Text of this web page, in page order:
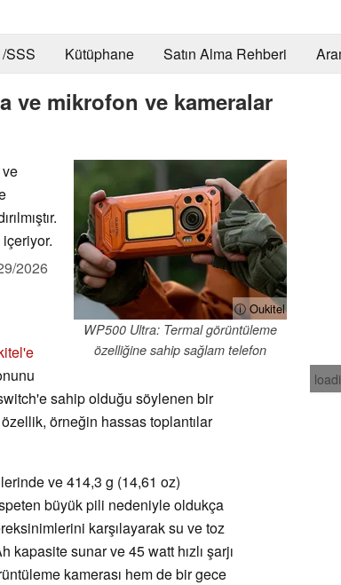
SSS Kütüphane Satın Alma Rehberi
ve mikrofon ve kameralar
ⓘ Oukitel
WP500 Ultra: Termal görüntüleme
özelliğine sahip sağlam telefon
2026
sahip olduğu söylenen bir
örneğin hassas toplantılar
ve 414,3 g (14,61 oz)
büyük pili nedeniyle oldukça
karşılayarak su ve toz
sunar ve 45 watt hızlı şarjı
kamerası hem de bir gece